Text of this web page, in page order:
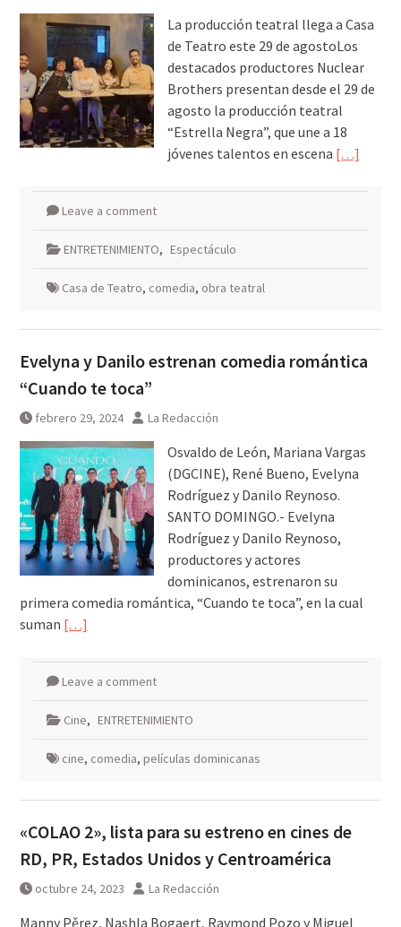
La producción teatral llega a Casa
de Teatro este 29 de agostoLos
destacados productores Nuclear
Brothers presentan desde el 29 de
agosto la producción teatral
“Estrella Negra”, que une a 18
jóvenes talentos en escena […]
Leave a comment
ENTRETENIMIENTO, Espectáculo
Casa de Teatro, comedia, obra teatral
Evelyna y Danilo estrenan comedia romántica
“Cuando te toca”
febrero 29, 2024 La Redacción
Osvaldo de León, Mariana Vargas
(DGCINE), René Bueno, Evelyna
Rodríguez y Danilo Reynoso.
SANTO DOMINGO.- Evelyna
Rodríguez y Danilo Reynoso,
productores y actores
dominicanos, estrenaron su
primera comedia romántica, “Cuando te toca”, en la cual
suman […]
Leave a comment
Cine, ENTRETENIMIENTO
cine, comedia, películas dominicanas
«COLAO 2», lista para su estreno en cines de
RD, PR, Estados Unidos y Centroamérica
octubre 24, 2023 La Redacción
Manny Pěrez, Nashla Bogaert, Raymond Pozo y Miguel